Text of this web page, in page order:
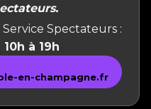
Spectateurs :
à 19h
en-champagne.fr